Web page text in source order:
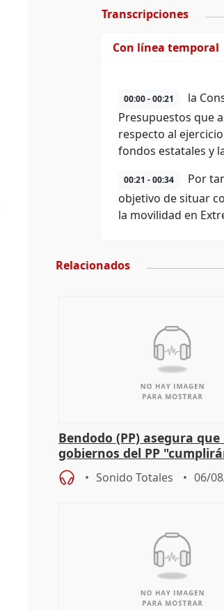
Transcripciones
Con línea temporal
00:00 - 00:21
la
Presupuestos que
respecto al
fondos estatales y
00:21 - 00:34
Por
objetivo de situar
la movilidad en
Relacionados
Bendodo (PP) asegura que
gobiernos del PP
sobre los menores
Sonido Totales 06/